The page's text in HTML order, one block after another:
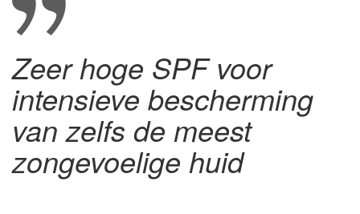
Zeer hoge SPF voor
intensieve bescherming
van zelfs de meest
zongevoelige huid